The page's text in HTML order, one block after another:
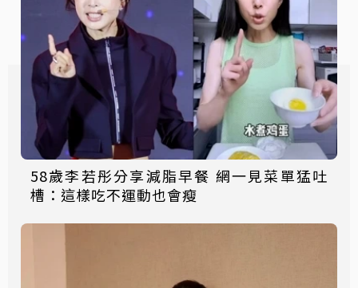
58歲李若彤分享減脂早餐 網一見菜單猛吐
槽：這樣吃不運動也會瘦